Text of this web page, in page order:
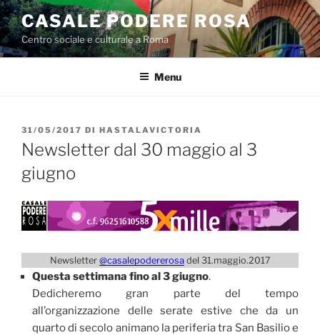
Salta
al
contenuto
CASALE PODERE ROSA
Centro sociale e culturale a Roma
Menu
PUBBLICATO
IL
31/05/2017 DI HASTALAVICTORIA
Newsletter dal 30 maggio al 3
giugno
Newsletter @casalepodererosa del 31.maggio.2017
Questa settimana fino al 3 giugno.
Dedicheremo gran parte del tempo
all’organizzazione delle serate estive che da un
quarto di secolo animano la periferia tra San Basilio e